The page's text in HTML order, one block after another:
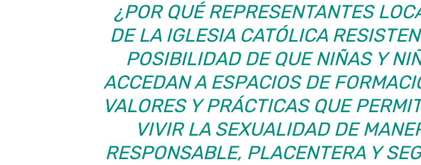
¿POR QUÉ REPRESENTANTES
DE LA IGLESIA CATÓLICA
POSIBILIDAD DE QUE NIÑAS Y
ACCEDAN A ESPACIOS DE
VALORES Y PRÁCTICAS QUE
VIVIR LA SEXUALIDAD DE
RESPONSABLE, PLACENTERA Y